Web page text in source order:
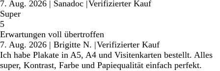
7. Aug. 2026 | Sanadoc |Verifizierter Kauf
Super
5
Erwartungen voll übertroffen
7. Aug. 2026 | Brigitte N. |Verifizierter Kauf
Ich habe Plakate in A5, A4 und Visitenkarten bestellt. Alles
super, Kontrast, Farbe und Papiequalität einfach perfekt.